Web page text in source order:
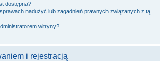
dostępna?
nadużyć lub zagadnień prawnych związanych z tą
witryny?
i rejestracją